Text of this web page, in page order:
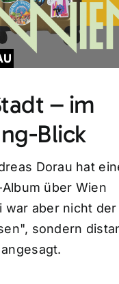
– im
Blick
Dorau hat
über Wien
war aber nicht der
sondern